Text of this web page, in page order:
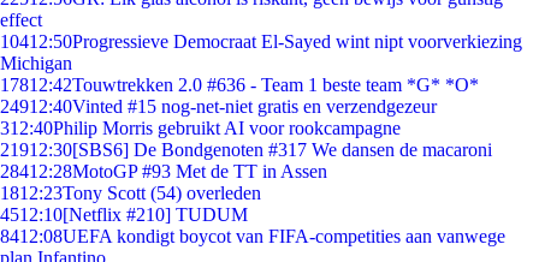
effect
10412:50Progressieve Democraat El-Sayed wint nipt voorverkiezing
Michigan
17812:42Touwtrekken 2.0 #636 - Team 1 beste team *G* *O*
24912:40Vinted #15 nog-net-niet gratis en verzendgezeur
312:40Philip Morris gebruikt AI voor rookcampagne
21912:30[SBS6] De Bondgenoten #317 We dansen de macaroni
28412:28MotoGP #93 Met de TT in Assen
1812:23Tony Scott (54) overleden
4512:10[Netflix #210] TUDUM
8412:08UEFA kondigt boycot van FIFA-competities aan vanwege
plan Infantino